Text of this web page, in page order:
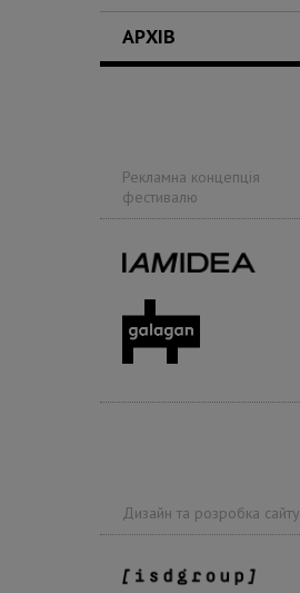
АРХІВ
Рекламна концепція
фестивалю
Дизайн та розробка сайту